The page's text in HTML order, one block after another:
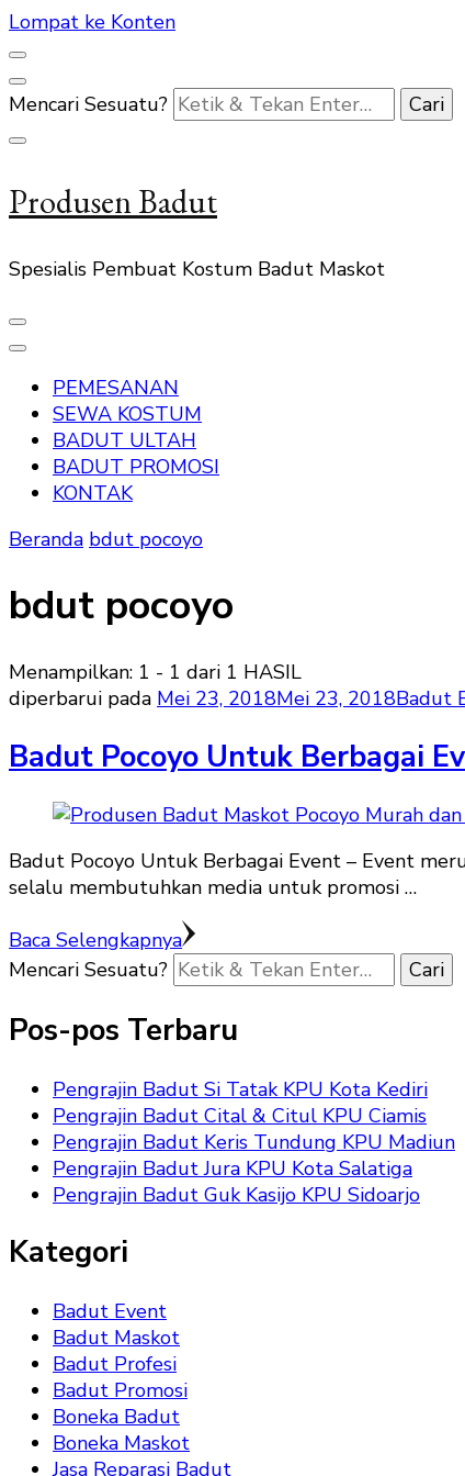
Lompat ke Konten
Mencari Sesuatu?
Produsen Badut
Spesialis Pembuat Kostum Badut Maskot
PEMESANAN
SEWA KOSTUM
BADUT ULTAH
BADUT PROMOSI
KONTAK
Beranda bdut pocoyo
bdut pocoyo
Menampilkan: 1 - 1 dari 1 HASIL
diperbarui pada Mei 23, 2018Mei 23, 2018Badut
Badut Pocoyo Untuk Berbagai
Badut Pocoyo Untuk Berbagai Event – Event
selalu membutuhkan media untuk promosi …
Baca Selengkapnya
Mencari Sesuatu?
Pos-pos Terbaru
Pengrajin Badut Si Tatak KPU Kota Kediri
Pengrajin Badut Cital & Citul KPU Ciamis
Pengrajin Badut Keris Tundung KPU Madiun
Pengrajin Badut Jura KPU Kota Salatiga
Pengrajin Badut Guk Kasijo KPU Sidoarjo
Kategori
Badut Event
Badut Maskot
Badut Profesi
Badut Promosi
Boneka Badut
Boneka Maskot
Jasa Reparasi Badut